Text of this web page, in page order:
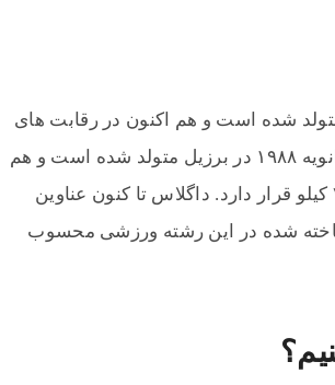
شده است و هم اکنون در رقابت‌ های
)حضور دارد. این ورزشکار در ۵ ژانویه ۱۹۸۸ در برزیل متولد شده است و هم
اکنون ۳۳ ساله می‌ باشد. این ورزشکار هم اکنون در وزن ۷۷ کیلو قرار دارد. داگلاس تا کنون عناوین
شده در این رشته ورزشی محسوب